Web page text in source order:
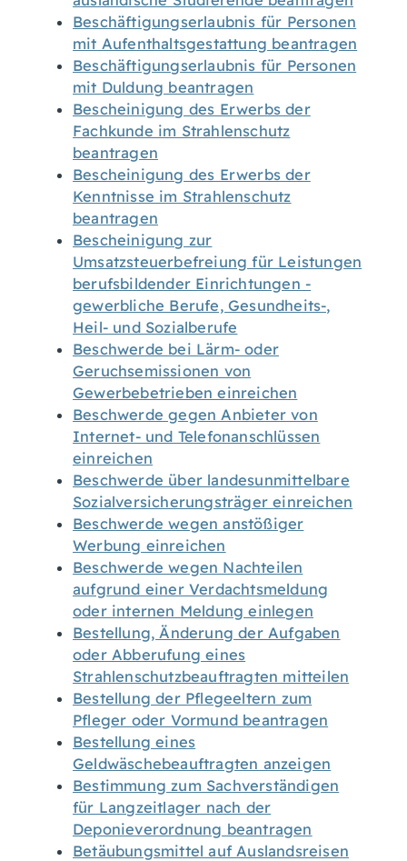
Beschäftigungserlaubnis für Personen
mit Aufenthaltsgestattung beantragen
Beschäftigungserlaubnis für Personen
mit Duldung beantragen
Bescheinigung des Erwerbs der
Fachkunde im Strahlenschutz
beantragen
Bescheinigung des Erwerbs der
Kenntnisse im Strahlenschutz
beantragen
Bescheinigung zur
Umsatzsteuerbefreiung für Leistungen
berufsbildender Einrichtungen -
gewerbliche Berufe, Gesundheits-,
Heil- und Sozialberufe
Beschwerde bei Lärm- oder
Geruchsemissionen von
Gewerbebetrieben einreichen
Beschwerde gegen Anbieter von
Internet- und Telefonanschlüssen
einreichen
Beschwerde über landesunmittelbare
Sozialversicherungsträger einreichen
Beschwerde wegen anstößiger
Werbung einreichen
Beschwerde wegen Nachteilen
aufgrund einer Verdachtsmeldung
oder internen Meldung einlegen
Bestellung, Änderung der Aufgaben
oder Abberufung eines
Strahlenschutzbeauftragten mitteilen
Bestellung der Pflegeeltern zum
Pfleger oder Vormund beantragen
Bestellung eines
Geldwäschebeauftragten anzeigen
Bestimmung zum Sachverständigen
für Langzeitlager nach der
Deponieverordnung beantragen
Betäubungsmittel auf Auslandsreisen